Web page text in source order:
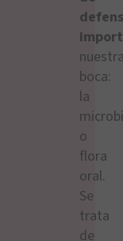
boca:
la
o
flora
oral.
Se
trata
de